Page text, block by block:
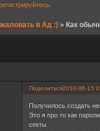
.
в Ад :) »Как
Поделиться2010-06-15
Получилось создать
Это я про то как
секты